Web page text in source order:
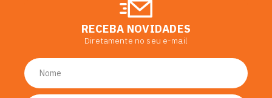
RECEBA NOVIDADES
Diretamente no seu e-mail